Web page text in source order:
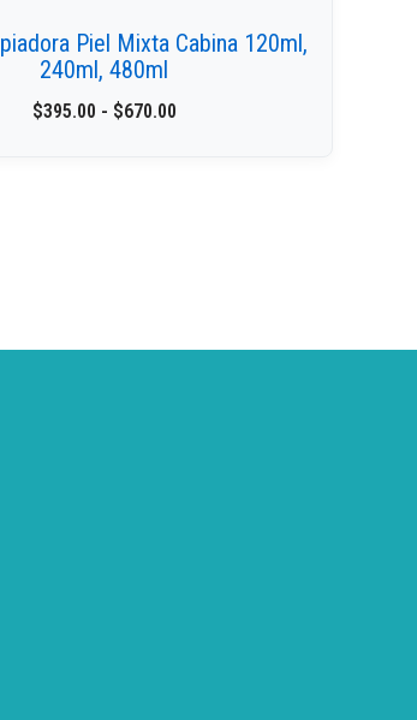
Piel Mixta Cabina 120ml,
240ml, 480ml
$395.00 - $670.00